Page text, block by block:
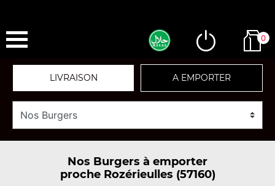
0
LIVRAISON A EMPORTER
Nos Burgers à emporter
proche Rozérieulles (57160)